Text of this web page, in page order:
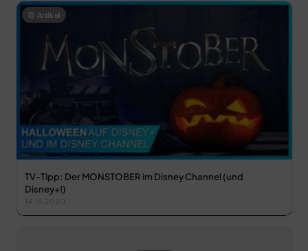
Artikel
TV-Tipp: Der MONSTOBER im Disney Channel (und
Disney+!)